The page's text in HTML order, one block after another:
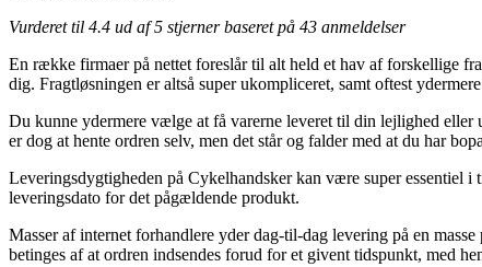
Vurderet til 4.4 ud af 5 stjerner baseret på 43 anmeldelser
En række firmaer på nettet foreslår til alt held et hav af forskellige
dig. Fragtløsningen er altså super ukompliceret, samt oftest
Du kunne ydermere vælge at få varerne leveret til din lejlighed
er dog at hente ordren selv, men det står og falder med at du har
Leveringsdygtigheden på Cykelhandsker kan være super essentiel
leveringsdato for det pågældende produkt.
Masser af internet forhandlere yder dag-til-dag levering på en
betinges af at ordren indsendes forud for et givent tidspunkt, med